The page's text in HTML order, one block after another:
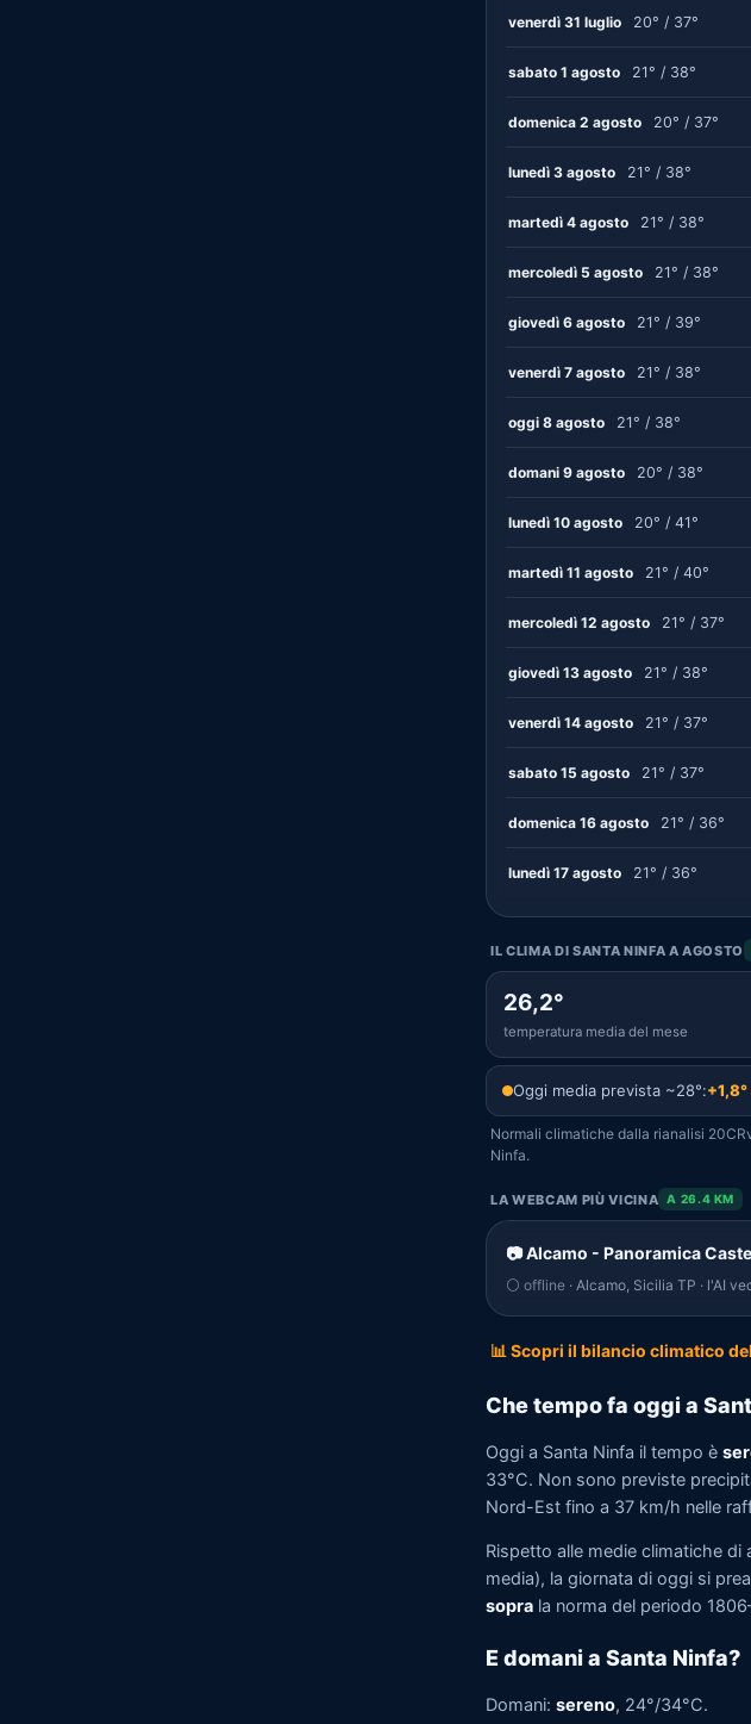
venerdì 31 luglio 20° / 37°
sabato 1 agosto 21° / 38°
domenica 2 agosto 20° / 37°
lunedì 3 agosto 21° / 38°
martedì 4 agosto 21° / 38°
mercoledì 5 agosto 21° / 38°
giovedì 6 agosto 21° / 39°
venerdì 7 agosto 21° / 38°
oggi 8 agosto 21° / 38°
domani 9 agosto 20° / 38°
lunedì 10 agosto 20° / 41°
martedì 11 agosto 21° / 40°
mercoledì 12 agosto 21° / 37°
giovedì 13 agosto 21° / 38°
venerdì 14 agosto 21° / 37°
sabato 15 agosto 21° / 37°
domenica 16 agosto 21° / 36°
lunedì 17 agosto 21° / 36°
IL CLIMA DI SANTA NINFA A AGOSTO
26,2°
temperatura media del mese
Oggi media prevista ~28°:
Normali climatiche dalla rianalisi
Ninfa.
LA WEBCAM PIÙ VICINA A 26.4 KM
📷 Alcamo - Panoramica
⚪ offline · Alcamo, Sicilia TP · l'AI
📊 Scopri il bilancio climatico
Che tempo fa oggi a
Oggi a Santa Ninfa il tempo è
33°C. Non sono previste
Nord-Est fino a 37 km/h nelle
Rispetto alle medie climatiche
media), la giornata di oggi si
sopra la norma del periodo
E domani a Santa Ninfa?
Domani: sereno, 24°/34°C.